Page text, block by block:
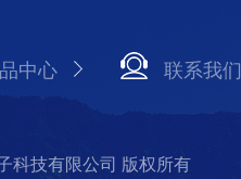
中心 联系我们
科技有限公司 版权所有